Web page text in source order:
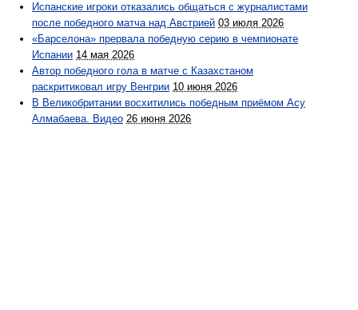
Испанские игроки отказались общаться с журналистами
после победного матча над Австрией 03 июля 2026
«Барселона» прервала победную серию в чемпионате
Испании 14 мая 2026
Автор победного гола в матче с Казахстаном
раскритиковал игру Венгрии 10 июня 2026
В Великобритании восхитились победным приёмом Асу
Алмабаева. Видео 26 июня 2026